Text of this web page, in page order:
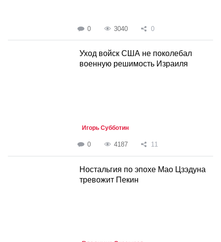
0 3040 0
Уход войск США не поколебал
военную решимость Израиля
Игорь Субботин
0 4187 11
Ностальгия по эпохе Мао Цзэдуна
тревожит Пекин